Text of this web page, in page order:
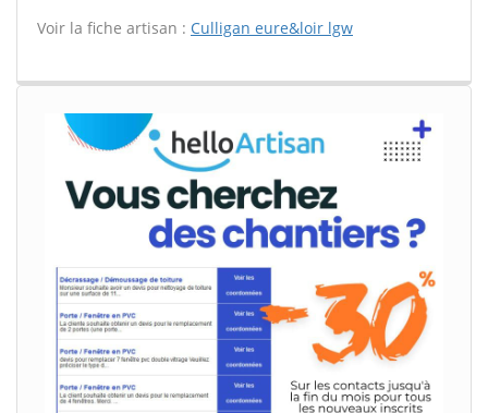
Voir la fiche artisan : Culligan eure&loir lgw